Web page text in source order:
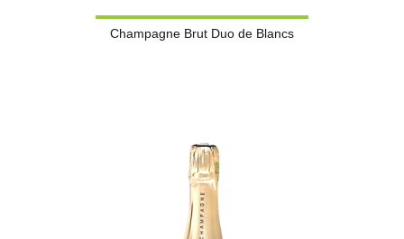
Champagne Brut Duo de Blancs